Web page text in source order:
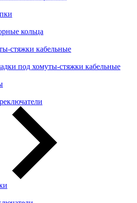
кольца
стяжки кабельные
под хомуты-стяжки кабельные